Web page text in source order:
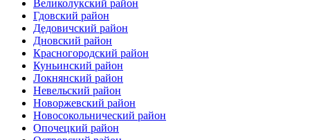
Великолукский район
Гдовский район
Дедовичский район
Дновский район
Красногородский район
Куньинский район
Локнянский район
Невельский район
Новоржевский район
Новосокольнический район
Опочецкий район